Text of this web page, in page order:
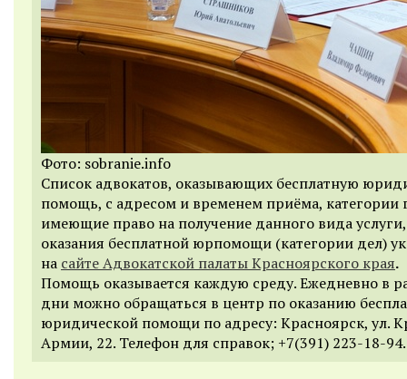
Фото: sobranie.info
Список адвокатов, оказывающих бесплатную
помощь, с адресом и временем приёма, категории
имеющие право на получение данного вида
оказания бесплатной юрпомощи (категории дел)
на сайте Адвокатской палаты Красноярского края.
Помощь оказывается каждую среду. Ежедневно в
дни можно обращаться в центр по оказанию
юридической помощи по адресу: Красноярск, ул.
Армии, 22. Телефон для справок; +7(391) 223-18-94.